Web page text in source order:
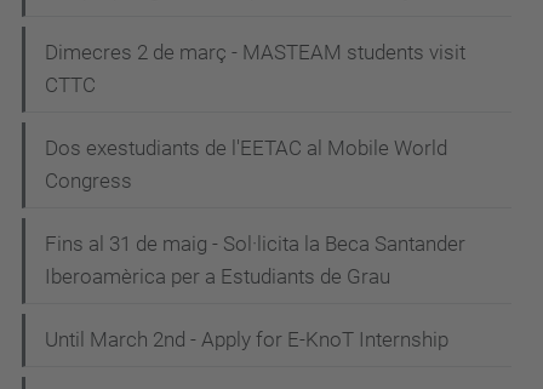
Dimecres 2 de març - MASTEAM students visit
CTTC
Dos exestudiants de l'EETAC al Mobile World
Congress
Fins al 31 de maig - Sol·licita la Beca Santander
Iberoamèrica per a Estudiants de Grau
Until March 2nd - Apply for E-KnoT Internship